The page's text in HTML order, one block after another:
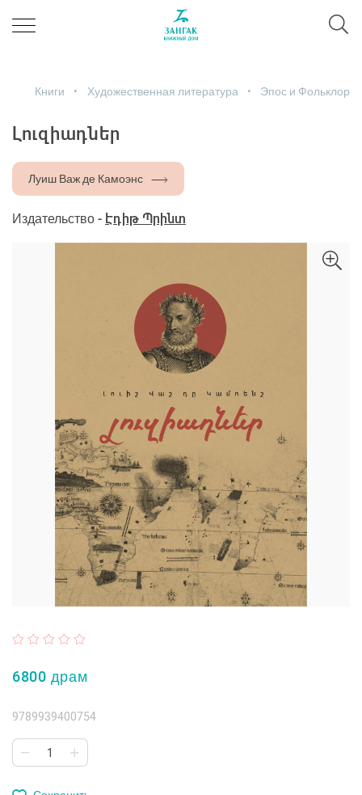
Книги Художественная литература Эпос и Фольклор
Լուզիադներ
Луиш Важ де Камоэнс
Издательство - Էդիթ Պրինտ
6800 драм
9789939400754